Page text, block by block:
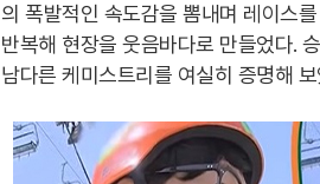
의 폭발적인 속도감을 뽐내며 레이스
반복해 현장을 웃음바다로 만들었다.
남다른 케미스트리를 여실히 증명해 보